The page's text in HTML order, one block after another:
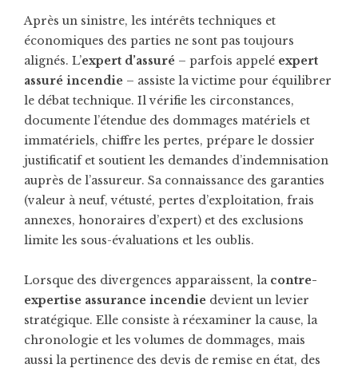
Après un sinistre, les intérêts techniques et
économiques des parties ne sont pas toujours
alignés. L’expert d’assuré – parfois appelé expert
assuré incendie – assiste la victime pour équilibrer
le débat technique. Il vérifie les circonstances,
documente l’étendue des dommages matériels et
immatériels, chiffre les pertes, prépare le dossier
justificatif et soutient les demandes d’indemnisation
auprès de l’assureur. Sa connaissance des garanties
(valeur à neuf, vétusté, pertes d’exploitation, frais
annexes, honoraires d’expert) et des exclusions
limite les sous-évaluations et les oublis.
Lorsque des divergences apparaissent, la contre-
expertise assurance incendie devient un levier
stratégique. Elle consiste à réexaminer la cause, la
chronologie et les volumes de dommages, mais
aussi la pertinence des devis de remise en état, des